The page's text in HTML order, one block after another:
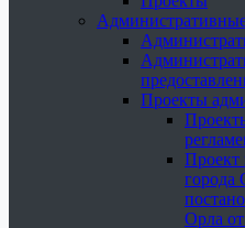
Проекты
Проект
города
Орла